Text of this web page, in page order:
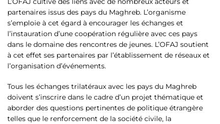
partenaires issus des pays du Maghreb. L’organisme
s’emploie à cet égard à encourager les échanges et
l’instauration d’une coopération régulière avec ces pays
dans le domaine des rencontres de jeunes. L’OFAJ soutient
à cet effet ses partenaires par l’établissement de réseaux et
l’organisation d’événements.
Tous les échanges trilatéraux avec les pays du Maghreb
doivent s’inscrire dans le cadre d’un projet thématique et
aborder des questions pertinentes de politique étrangère
telles que le renforcement de la société civile, la